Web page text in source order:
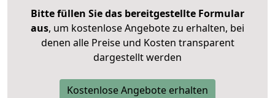
Bitte füllen Sie das bereitgestellte Formular
aus, um kostenlose Angebote zu erhalten, bei
denen alle Preise und Kosten transparent
dargestellt werden
Kostenlose Angebote erhalten